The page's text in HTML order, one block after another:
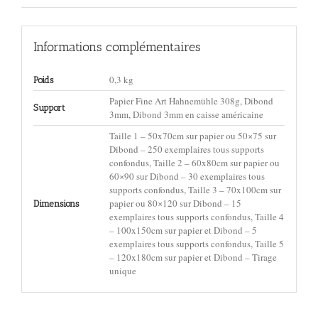
Informations complémentaires
Poids 0,3 kg
Support
Papier Fine Art Hahnemühle 308g, Dibond
3mm, Dibond 3mm en caisse américaine
Dimensions
Taille 1 – 50x70cm sur papier ou 50×75 sur
Dibond – 250 exemplaires tous supports
confondus, Taille 2 – 60x80cm sur papier ou
60×90 sur Dibond – 30 exemplaires tous
supports confondus, Taille 3 – 70x100cm sur
papier ou 80×120 sur Dibond – 15
exemplaires tous supports confondus, Taille 4
– 100x150cm sur papier et Dibond – 5
exemplaires tous supports confondus, Taille 5
– 120x180cm sur papier et Dibond – Tirage
unique